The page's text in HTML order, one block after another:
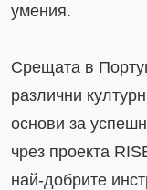
умения.
Срещата в
различни
основи за
чрез проекта
най-добрите